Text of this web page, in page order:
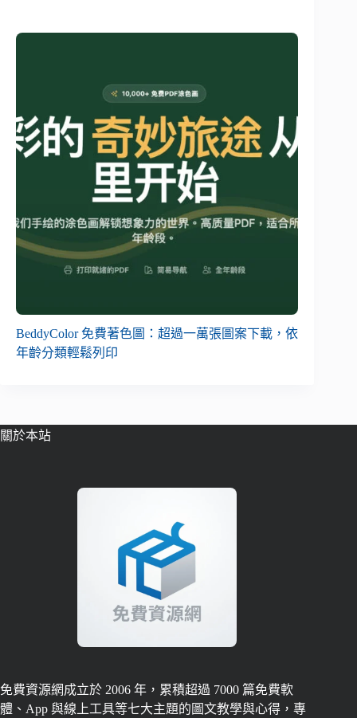
BeddyColor 免費著色圖：超過一萬張圖案下載，依
年齡分類輕鬆列印
關於本站
免費資源網成立於 2006 年，累積超過 7000 篇免費軟
體、App 與線上工具等七大主題的圖文教學與心得，專